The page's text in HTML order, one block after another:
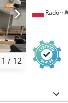
1 / 12
Radom